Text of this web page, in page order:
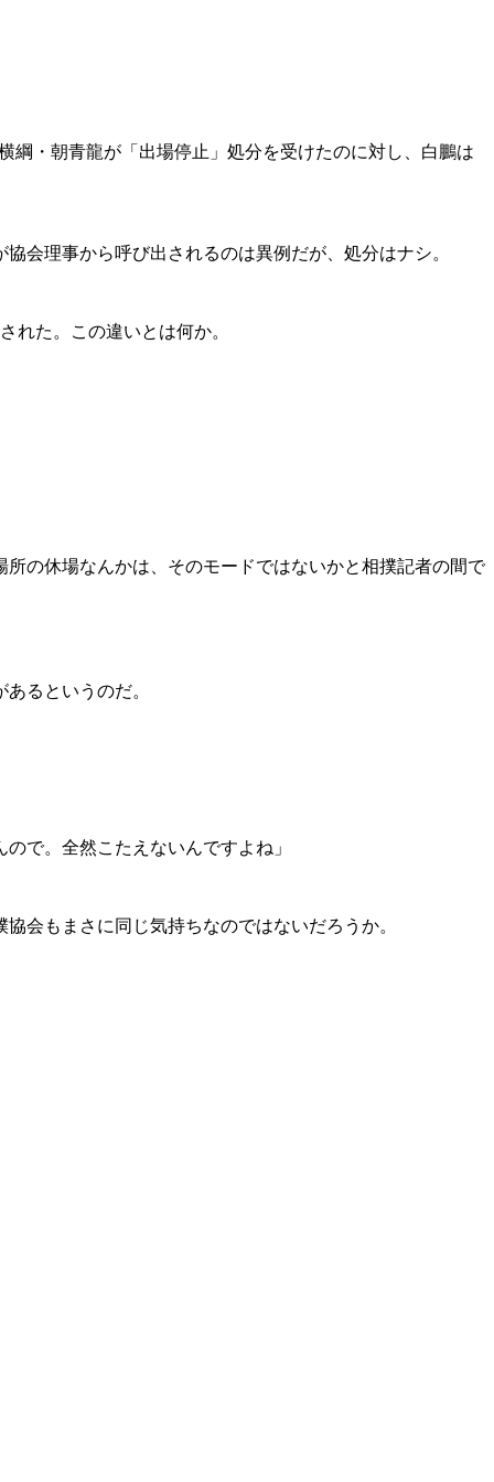
・朝青龍が「出場停止」処分を受けたのに対し、白鵬は
会理事から呼び出されるのは異例だが、処分はナシ。
れた。この違いとは何か。
の休場なんかは、そのモードではないかと相撲記者の間で
るというのだ。
で。全然こたえないんですよね」
会もまさに同じ気持ちなのではないだろうか。